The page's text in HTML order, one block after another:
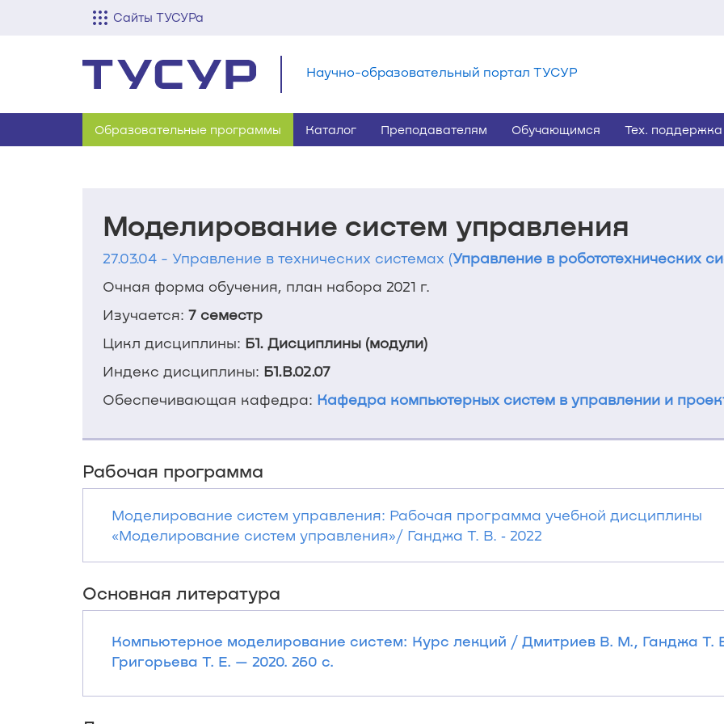
Сайты ТУСУРа
Научно-образовательный портал ТУСУР
Образовательные программы Каталог Преподавателям Обучающимся Тех. поддержка
Моделирование систем управления
27.03.04 - Управление в технических системах (Управление в робототехнических
Очная форма обучения, план набора 2021 г.
Изучается: 7 семестр
Цикл дисциплины: Б1. Дисциплины (модули)
Индекс дисциплины: Б1.В.02.07
Обеспечивающая кафедра: Кафедра компьютерных систем в управлении и
Рабочая программа
Моделирование систем управления: Рабочая программа учебной дисциплины
«Моделирование систем управления»/ Ганджа Т. В. ‐ 2022
Основная литература
Компьютерное моделирование систем: Курс лекций / Дмитриев В. М., Ганджа Т.
Григорьева Т. Е. — 2020. 260 с.